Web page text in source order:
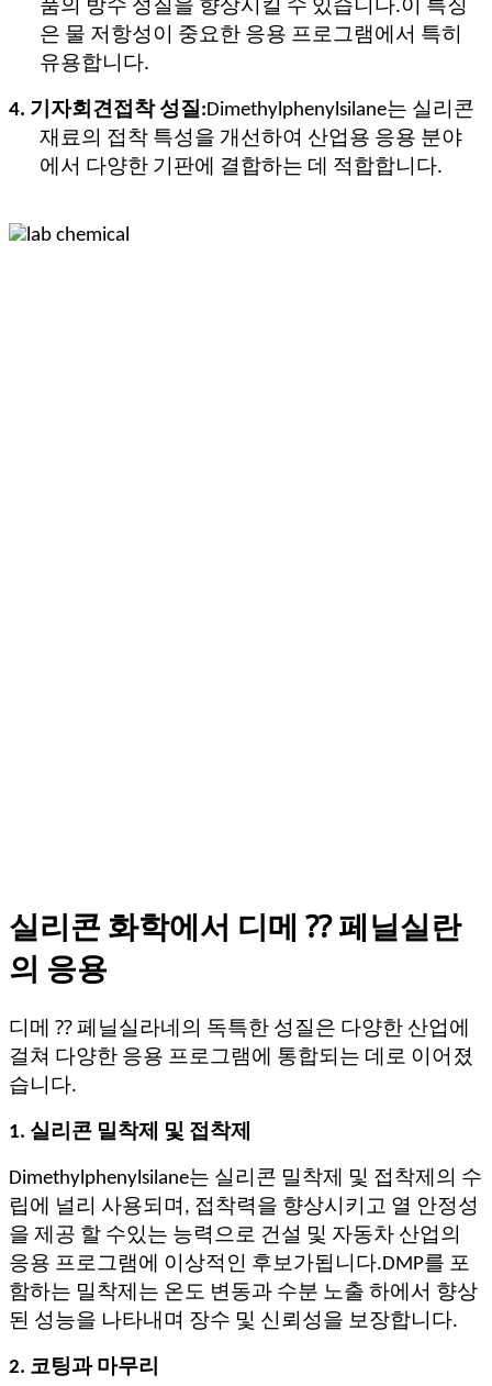
품의 방수 성질을 향상시킬 수 있습니다.이 특징
은 물 저항성이 중요한 응용 프로그램에서 특히
유용합니다.
4. 기자회견접착 성질:Dimethylphenylsilane는 실리콘
재료의 접착 특성을 개선하여 산업용 응용 분야
에서 다양한 기판에 결합하는 데 적합합니다.
실리콘 화학에서 디메 ⁇ 페닐실란
의 응용
디메 ⁇ 페닐실라네의 독특한 성질은 다양한 산업에
걸쳐 다양한 응용 프로그램에 통합되는 데로 이어졌
습니다.
1. 실리콘 밀착제 및 접착제
Dimethylphenylsilane는 실리콘 밀착제 및 접착제의 수
립에 널리 사용되며, 접착력을 향상시키고 열 안정성
을 제공 할 수있는 능력으로 건설 및 자동차 산업의
응용 프로그램에 이상적인 후보가됩니다.DMP를 포
함하는 밀착제는 온도 변동과 수분 노출 하에서 향상
된 성능을 나타내며 장수 및 신뢰성을 보장합니다.
2. 코팅과 마무리